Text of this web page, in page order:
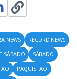
NEWS
RECORD NEWS
SÁBADO
SÁBADO
PAQUISTÃO